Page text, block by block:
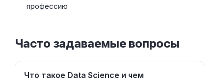
профессию
Часто задаваемые вопросы
Что такое Data Science и чем